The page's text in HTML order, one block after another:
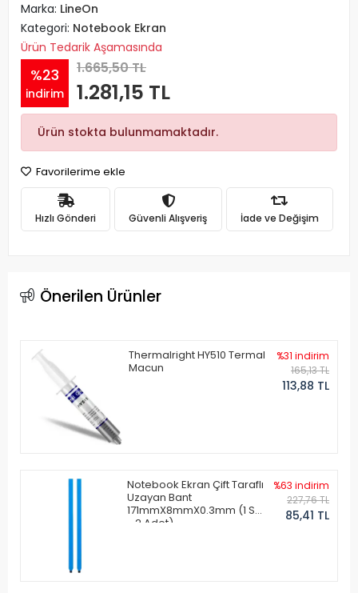
Marka: LineOn
Kategori: Notebook Ekran
Ürün Tedarik Aşamasında
%23
indirim
1.665,50 TL
1.281,15 TL
Ürün stokta bulunmamaktadır.
Favorilerime ekle
Hızlı Gönderi Güvenli Alışveriş İade ve Değişim
Önerilen Ürünler
Thermalright HY510 Termal
Macun
%31 indirim
165,13 TL
113,88 TL
Notebook Ekran Çift Taraflı
Uzayan Bant
171mmX8mmX0.3mm (1 Set
- 2 Adet)
%63 indirim
227,76 TL
85,41 TL